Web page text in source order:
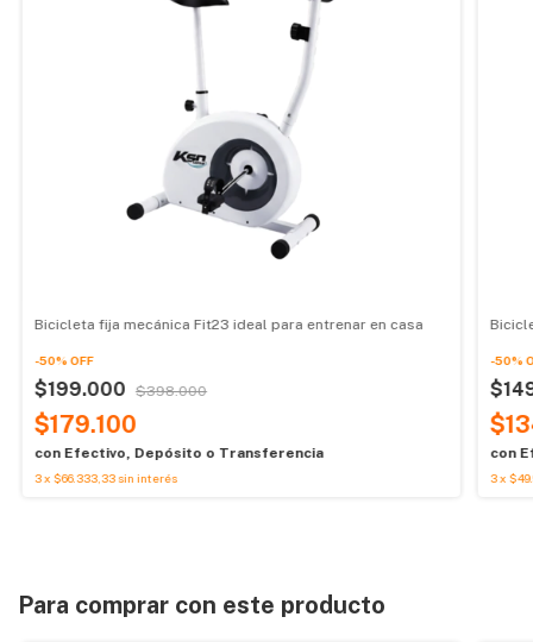
Bicicleta fija mecánica Fit23 ideal para entrenar en casa
-50% OFF
$199.000 $398.000
$179.100
con Efectivo, Depósito o Transferencia
3x $66.333,33sin interés
-50%
con
3 x
Para comprar con este producto